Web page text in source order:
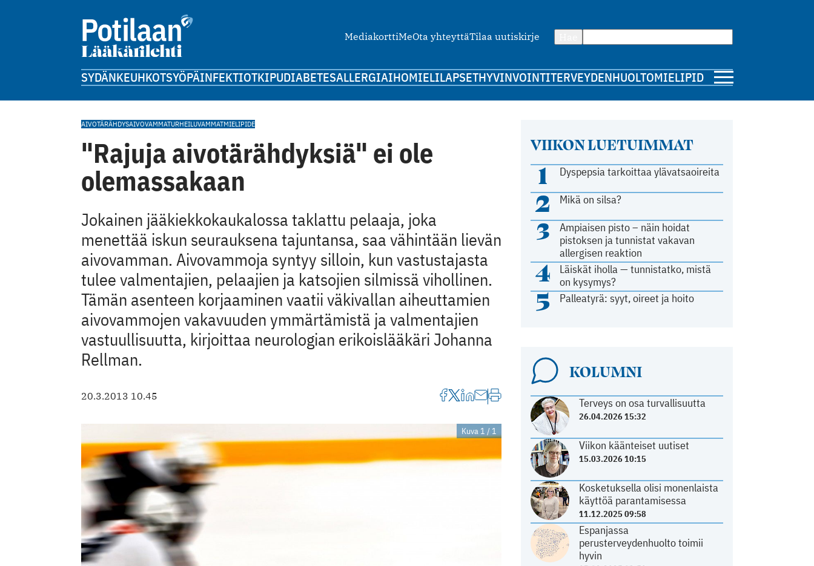
MediakorttiMeOta yhteyttäTilaa uutiskirje
SYDÄNKEUHKOTSYÖPÄINFEKTIOTKIPUDIABETESALLERGIAIHOMIELILAPSETHYVINVOINTITERVEYDENHUOLTOMIELIPIDE
VIIKON LUETUIMMAT
1 Dyspepsia tarkoittaa ylävatsaoireita
2 Mikä on silsa?
3
Ampiaisen pisto – näin hoidat
pistoksen ja tunnistat vakavan
allergisen reaktion
4
Läiskät iholla — tunnistatko, mistä
on kysymys?
5 Palleatyrä: syyt, oireet ja hoito
KOLUMNI
Terveys on osa turvallisuutta
26.04.2026 15:32
Viikon käänteiset uutiset
15.03.2026 10:15
Kosketuksella olisi monenlaista
käyttöä parantamisessa
11.12.2025 09:58
Espanjassa
perusterveydenhuolto toimii
hyvin
AIVOTÄRÄHDYSAIVOVAMMATURHEILUVAMMATMIELIPIDE
"Rajuja aivotärähdyksiä" ei ole
olemassakaan
Jokainen jääkiekkokaukalossa taklattu pelaaja, joka
menettää iskun seurauksena tajuntansa, saa vähintään lievän
aivovamman. Aivovammoja syntyy silloin, kun vastustajasta
tulee valmentajien, pelaajien ja katsojien silmissä vihollinen.
Tämän asenteen korjaaminen vaatii väkivallan aiheuttamien
aivovammojen vakavuuden ymmärtämistä ja valmentajien
vastuullisuutta, kirjoittaa neurologian erikoislääkäri Johanna
Rellman.
20.3.2013 10.45
Kuva 1 / 1